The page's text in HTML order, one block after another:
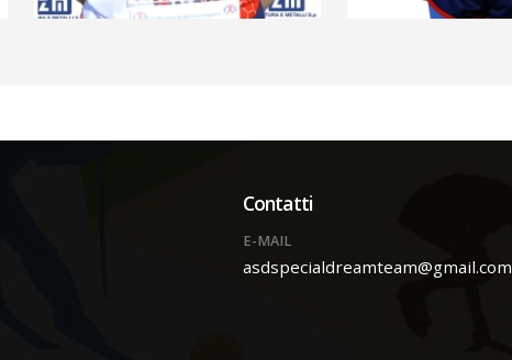
Contatti
E-MAIL
asdspecialdreamteam@gmail.com